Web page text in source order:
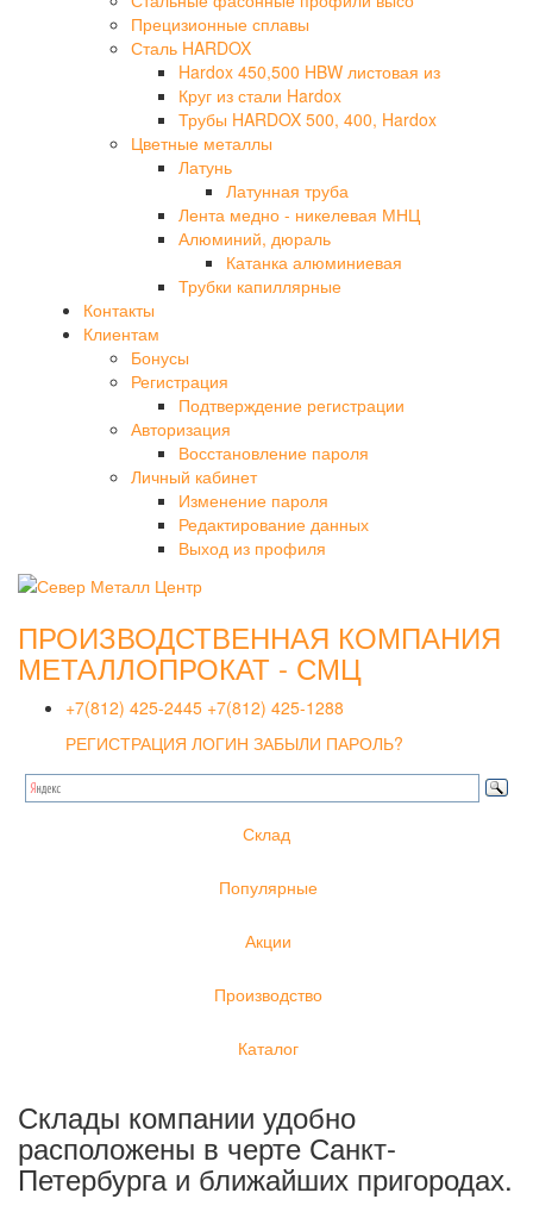
Прецизионные сплавы
Сталь HARDOX
Hardox 450,500 HBW листовая из
Круг из стали Hardox
Трубы HARDOX 500, 400, Hardox
Цветные металлы
Латунь
Латунная труба
Лента медно - никелевая МНЦ
Алюминий, дюраль
Катанка алюминиевая
Трубки капиллярные
Контакты
Клиентам
Бонусы
Регистрация
Подтверждение регистрации
Авторизация
Восстановление пароля
Личный кабинет
Изменение пароля
Редактирование данных
Выход из профиля
ПРОИЗВОДСТВЕННАЯ КОМПАНИЯ
МЕТАЛЛОПРОКАТ - СМЦ
+7(812) 425-2445 +7(812) 425-1288
РЕГИСТРАЦИЯ ЛОГИН ЗАБЫЛИ ПАРОЛЬ?
Склад
Популярные
Акции
Производство
Каталог
Склады компании удобно
расположены в черте Санкт-
Петербурга и ближайших пригородах.